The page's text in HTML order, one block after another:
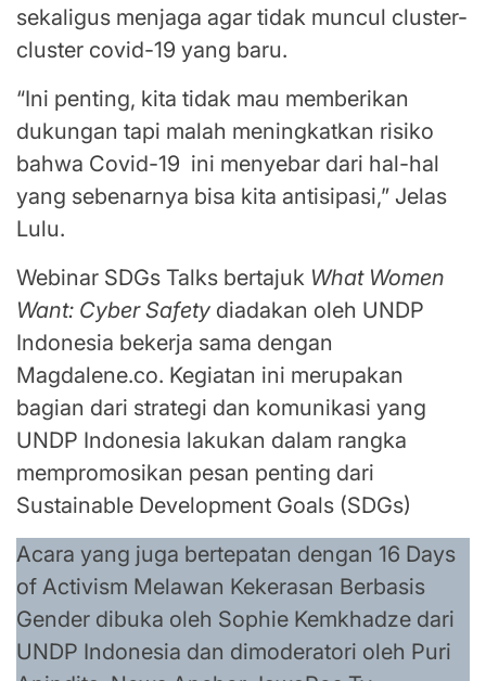
sekaligus menjaga agar tidak muncul cluster-
cluster covid-19 yang baru.
“Ini penting, kita tidak mau memberikan
dukungan tapi malah meningkatkan risiko
bahwa Covid-19 ini menyebar dari hal-hal
yang sebenarnya bisa kita antisipasi,” Jelas
Lulu.
Webinar SDGs Talks bertajuk What Women
Want: Cyber Safety diadakan oleh UNDP
Indonesia bekerja sama dengan
Magdalene.co. Kegiatan ini merupakan
bagian dari strategi dan komunikasi yang
UNDP Indonesia lakukan dalam rangka
mempromosikan pesan penting dari
Sustainable Development Goals (SDGs)
Acara yang juga bertepatan dengan 16 Days
of Activism Melawan Kekerasan Berbasis
Gender dibuka oleh Sophie Kemkhadze dari
UNDP Indonesia dan dimoderatori oleh Puri